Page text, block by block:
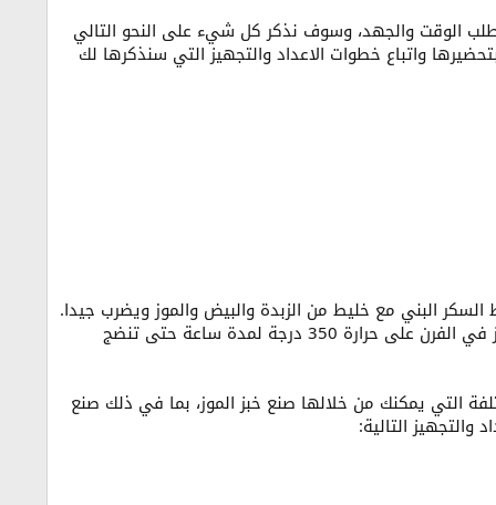
الوقت والجهد، وسوف نذكر كل شيء على النحو التالي
واتباع خطوات الاعداد والتجهيز التي سنذكرها لك
البني مع خليط من الزبدة والبيض والموز ويضرب جيدا.
يسكب خليط الموز في خليط الدقيق ويقلب جيدًا. يُسكب الخليط في قالب مدهون بالزبدة. تُخبز في الفرن على حرارة 350 درجة لمدة ساعة حتى تنضج
التي يمكنك من خلالها صنع خبز الموز، بما في ذلك صنع
والتجهيز التالية: